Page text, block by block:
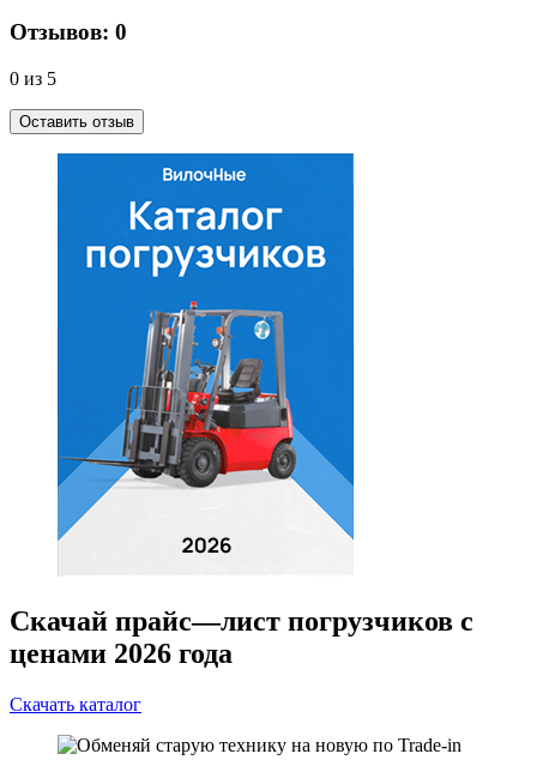
Отзывов: 0
0 из 5
Оставить отзыв
Скачай прайс—лист погрузчиков с
ценами 2026 года
Скачать каталог